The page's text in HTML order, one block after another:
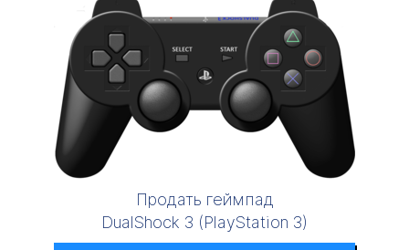
Продать геймпад
DualShock 3 (PlayStation 3)